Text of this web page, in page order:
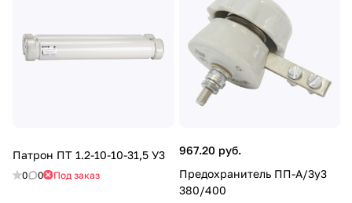
Патрон ПТ 1.2-10-10-31,5 У3
0 0 Под заказ
967.20 руб.
Предохранитель ПП-А/3у3
380/400